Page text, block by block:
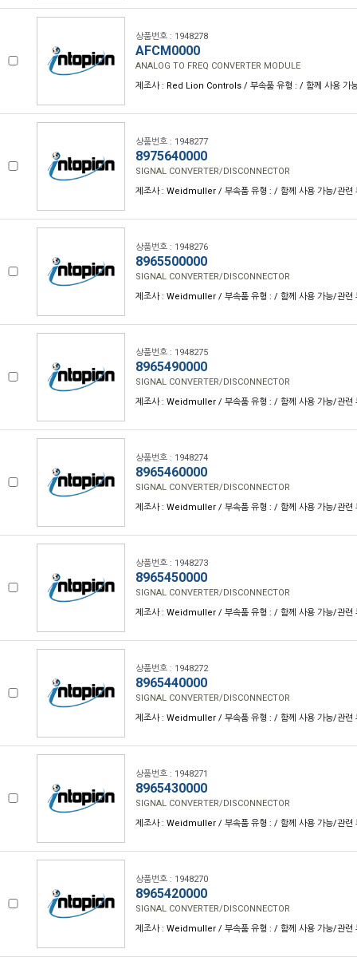
상품번호 : 1948278
AFCM0000
ANALOG TO FREQ CONVERTER MODULE
제조사 : Red Lion Controls / 부속품 유형 : / 함께 사용 가
상품번호 : 1948277
8975640000
SIGNAL CONVERTER/DISCONNECTOR
제조사 : Weidmuller / 부속품 유형 : / 함께 사용 가능/관련
상품번호 : 1948276
8965500000
SIGNAL CONVERTER/DISCONNECTOR
제조사 : Weidmuller / 부속품 유형 : / 함께 사용 가능/관련
상품번호 : 1948275
8965490000
SIGNAL CONVERTER/DISCONNECTOR
제조사 : Weidmuller / 부속품 유형 : / 함께 사용 가능/관련
상품번호 : 1948274
8965460000
SIGNAL CONVERTER/DISCONNECTOR
제조사 : Weidmuller / 부속품 유형 : / 함께 사용 가능/관련
상품번호 : 1948273
8965450000
SIGNAL CONVERTER/DISCONNECTOR
제조사 : Weidmuller / 부속품 유형 : / 함께 사용 가능/관련
상품번호 : 1948272
8965440000
SIGNAL CONVERTER/DISCONNECTOR
제조사 : Weidmuller / 부속품 유형 : / 함께 사용 가능/관련
상품번호 : 1948271
8965430000
SIGNAL CONVERTER/DISCONNECTOR
제조사 : Weidmuller / 부속품 유형 : / 함께 사용 가능/관련
상품번호 : 1948270
8965420000
SIGNAL CONVERTER/DISCONNECTOR
제조사 : Weidmuller / 부속품 유형 : / 함께 사용 가능/관련